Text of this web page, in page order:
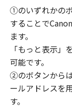
①のいずれかの
することで
ます。
「もっと表示
可能です。
②のボタンから
ールアドレスを
す。